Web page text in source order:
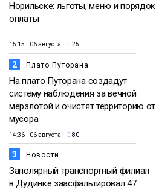
Норильске: льготы, меню и порядок
оплаты
15:15 06 августа 25
2 Плато Путорана
На плато Путорана создадут
систему наблюдения за вечной
мерзлотой и очистят территорию от
мусора
14:36 06 августа 80
3 Новости
Заполярный транспортный филиал
в Дудинке заасфальтировал 47